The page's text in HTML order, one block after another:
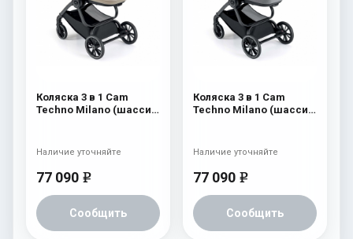
Коляска 3 в 1 Cam
Techno Milano (шасси
77 090 e
Сообщить
Наличие уточняйте
Коляска 3 в 1 Cam
Techno Milano (шасси
77 090 e
Сообщить
Наличие уточняйте